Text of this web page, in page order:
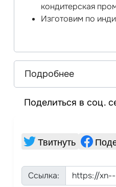
кондитерская
Изготовим по
Подробнее
Поделиться в соц.
Твитнуть
Ссылка: